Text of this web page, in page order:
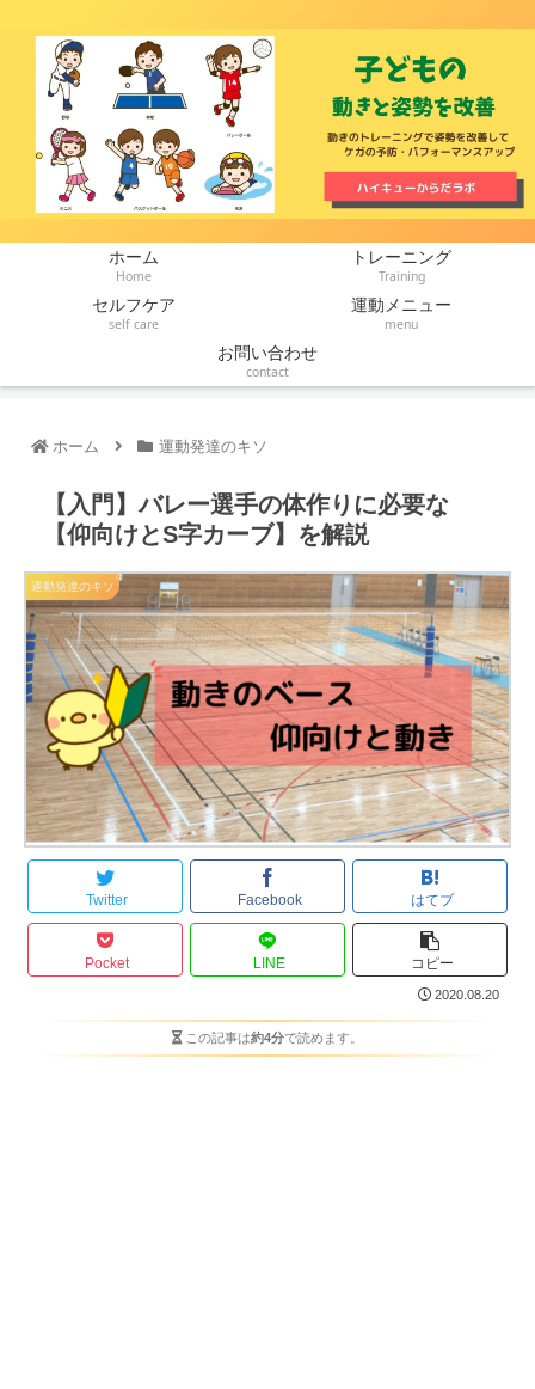
ホーム
Home
トレーニング
Training
セルフケア
self care
運動メニュー
menu
お問い合わせ
contact
ホーム 運動発達のキソ
【入門】バレー選手の体作りに必要な
【仰向けとS字カーブ】を解説
運動発達のキソ
Twitter Facebook はてブ
Pocket LINE コピー
2020.08.20
この記事は約4分で読めます。